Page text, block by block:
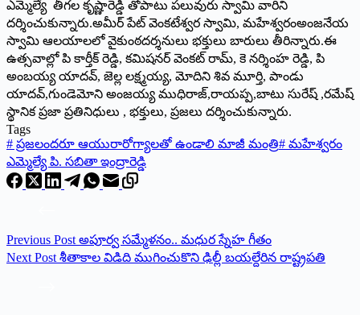
ఎమ్మెల్యే తీగల కృష్ణారెడ్డి తోపాటు పలువురు స్వామి వారిని
దర్శించుకున్నారు.అమీర్ పేట్ వెంకటేశ్వర స్వామి, మహేశ్వరంఅంజనేయ
స్వామి ఆలయాలలో వైకుంఠదర్శనులు భక్తులు బారులు తీరిన్నారు.ఈ
ఉత్సవాల్లో పి కార్తీక్ రెడ్డి, కమిషనర్ వెంకట్ రామ్, కె నర్శింహ రెడ్డి, పి
అంబయ్య యాదవ్, జెల్ల లక్ష్మయ్య, మోదిని శివ మూర్తి, పాండు
యాదవ్,గుండెమోని అంజయ్య ముధిరాజ్,రాయప్ప,బాటు సురేష్ ,రమేష్
స్థానిక ప్రజా ప్రతినిధులు , భక్తులు, ప్రజలు దర్శించుకున్నారు.
Tags
# ప్రజలందరూ ఆయురారోగ్యాలతో ఉండాలి మాజీ మంత్రి# మహేశ్వరం
ఎమ్మెల్యే పి. సబితా ఇంద్రారెడ్డి
Previous Post అపూర్వ సమ్మేళనం.. మధుర స్నేహ గీతం
Next Post శీతాకాల విడిది ముగించుకొని ఢిల్లీ బయల్దేరిన రాష్ట్రపతి